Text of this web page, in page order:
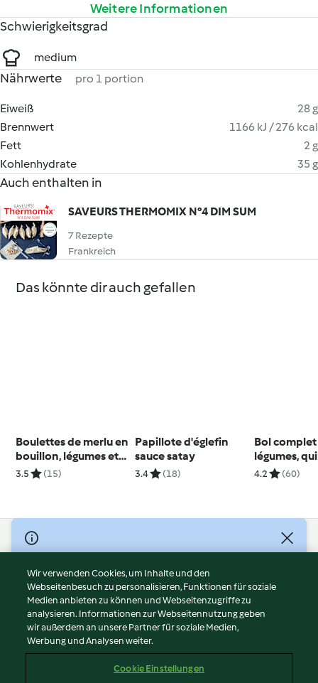
Weitere Informationen
Schwierigkeitsgrad
medium
Nährwerte pro 1 portion
Eiweiß
28 g
Brennwert
1166 kJ / 276 kcal
Fett
2 g
Kohlenhydrate
35 g
Auch enthalten in
SAVEURS THERMOMIX N°4 DIM SUM
7 Rezepte
Frankreich
Das könnte dir auch gefallen
Boulettes de merlu en
bouillon, légumes et
vermicelles
3.5 (15)
Papillote d'églefin
sauce satay
3.4 (18)
Bol
légumes,
graines de
4.2 (60)
© Copyright 2026
Nutzungsbedingungen
Datenschutzrichtlinien
Disclaimer
Impressum
Cookies
Wir verwenden Cookies, um Inhalte und den
Webseitenbesuch zu personalisieren, Funktionen für soziale
Medien anbieten zu können und Webseitenzugriffe zu
analysieren. Informationen zur Webseitennutzung geben
wir außerdem an unsere Partner für soziale Medien,
Werbung und Analysen weiter.
Cookie Einstellungen